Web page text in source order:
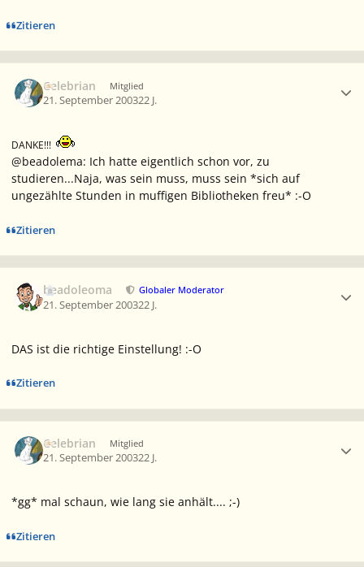
Zitieren
Celebrian Mitglied
21. September 200322 J.
DANKE!!!
@beadolema: Ich hatte eigentlich schon vor, zu
studieren...Naja, was sein muss, muss sein *sich auf
ungezählte Stunden in muffigen Bibliotheken freu* :-O
Zitieren
beadoleoma Globaler Moderator
21. September 200322 J.
DAS ist die richtige Einstellung! :-O
Zitieren
Celebrian Mitglied
21. September 200322 J.
*gg* mal schaun, wie lang sie anhält.... ;-)
Zitieren